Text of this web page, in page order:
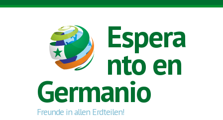
Skip to main content
Espera
nto en
Germanio
Freunde in allen Erdteilen!